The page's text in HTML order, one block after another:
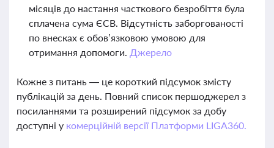
місяців до настання часткового безробіття була
сплачена сума ЄСВ. Відсутність заборгованості
по внесках є обов’язковою умовою для
отримання допомоги. Джерело
Кожне з питань — це короткий підсумок змісту
публікацій за день. Повний список першоджерел з
посиланнями та розширений підсумок за добу
доступні у комерційній версії Платформи LIGA360.